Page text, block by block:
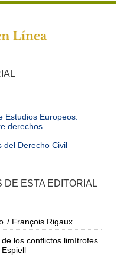
Estudios Europeos.
derechos
del Derecho Civil
DE ESTA EDITORIAL
/ François Rigaux
los conflictos limítrofes